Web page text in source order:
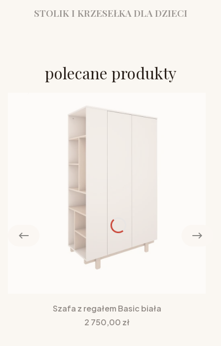
STOLIK I KRZESEŁKA DLA DZIECI
polecane produkty
Szafa z regałem Basic biała
Cena
2 750,00 zł